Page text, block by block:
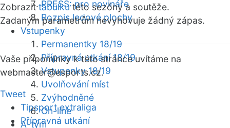
PRESS: pro novináře
Rozpis ledové plochy
Vstupenky
Permanentky 18/19
Přípravná utkání 18/19
Vstupenky 18/19
Uvolňování míst
Zvýhodněné
On-line
A-tým
Zobrazittabulkutéto sezóny a soutěže.
Zadaným parametrům nevyhovuje žádný zápas.
Vaše připomínky k této stránce uvítáme na
webmaster@esports.cz.
Tweet
Tipsport extraliga
Přípravná utkání